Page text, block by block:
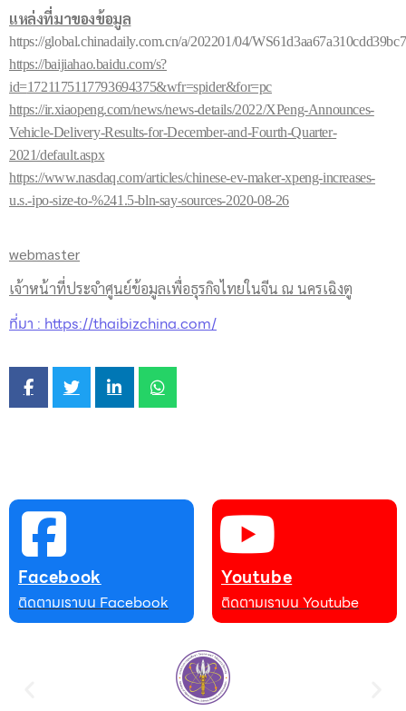
แหล่งที่มาของข้อมูล
https://global.chinadaily.com.cn/a/202201/04/
https://baijiahao.baidu.com/s?
id=1721175117793694375&wfr=spider&for=pc
https://ir.xiaopeng.com/news/news-details/2022/XPeng-Announces-
Vehicle-Delivery-Results-for-December-and-Fourth-Quarter-
2021/default.aspx
https://www.nasdaq.com/articles/chinese-ev-maker-xpeng-increases-
u.s.-ipo-size-to-%241.5-bln-say-sources-2020-08-26
webmaster
เจ้าหน้าที่ประจำศูนย์ข้อมูลเพื่อธุรกิจไทยในจีน ณ นครเฉิงตู
ที่มา : https://thaibizchina.com/
Facebook
ติดตามเราบน Facebook
Youtube
ติดตามเราบน Youtube